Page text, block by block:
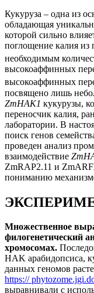
Кукуруза – одна из
обладающая
которой сильно
поглощение калия из
необходимым
высокоаффинных
высокоаффинных
посвящено лишь
ZmHAK1 кукурузы,
переносчик калия,
лаборатории. В
поиск генов
проведен анализ
взаимодействие
ZmRAP2.11 и
пониманию
Множественное
филогенетический
хромосомах.
HAK арабидопсиса,
данных геномов
https://
выравнивали с